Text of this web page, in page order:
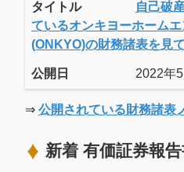
タイトル
自己破
ているオンキヨーホーム
(ONKYO)の財務諸表を見
公開日 2022年
⇒ 公開されている財務諸表
新着 有価証券報